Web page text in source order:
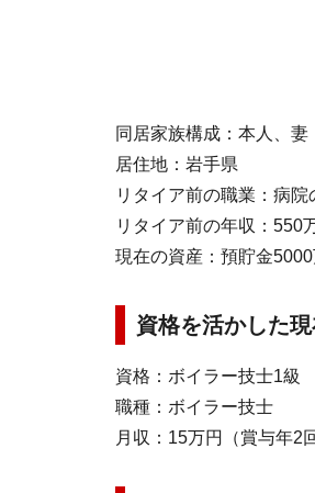
同居家族構成：本人、妻
居住地：岩手県
リタイア前の職業：病院
リタイア前の年収：550
現在の資産：預貯金
資格を活かした
資格：ボイラー技士1級
職種：ボイラー技士
月収：15万円（賞与年2